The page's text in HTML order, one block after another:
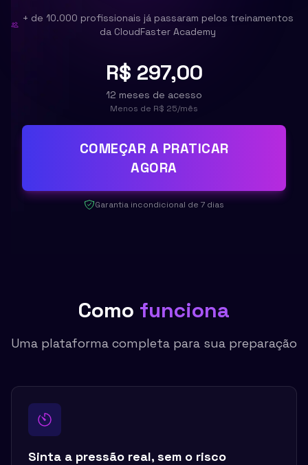
+ de 10.000 profissionais já passaram pelos treinamentos
da CloudFaster Academy
R$ 297,00
12 meses de acesso
Menos de R$ 25/mês
COMEÇAR A PRATICAR
AGORA
Garantia incondicional de 7 dias
Como funciona
Uma plataforma completa para sua preparação
Sinta a pressão real, sem o risco